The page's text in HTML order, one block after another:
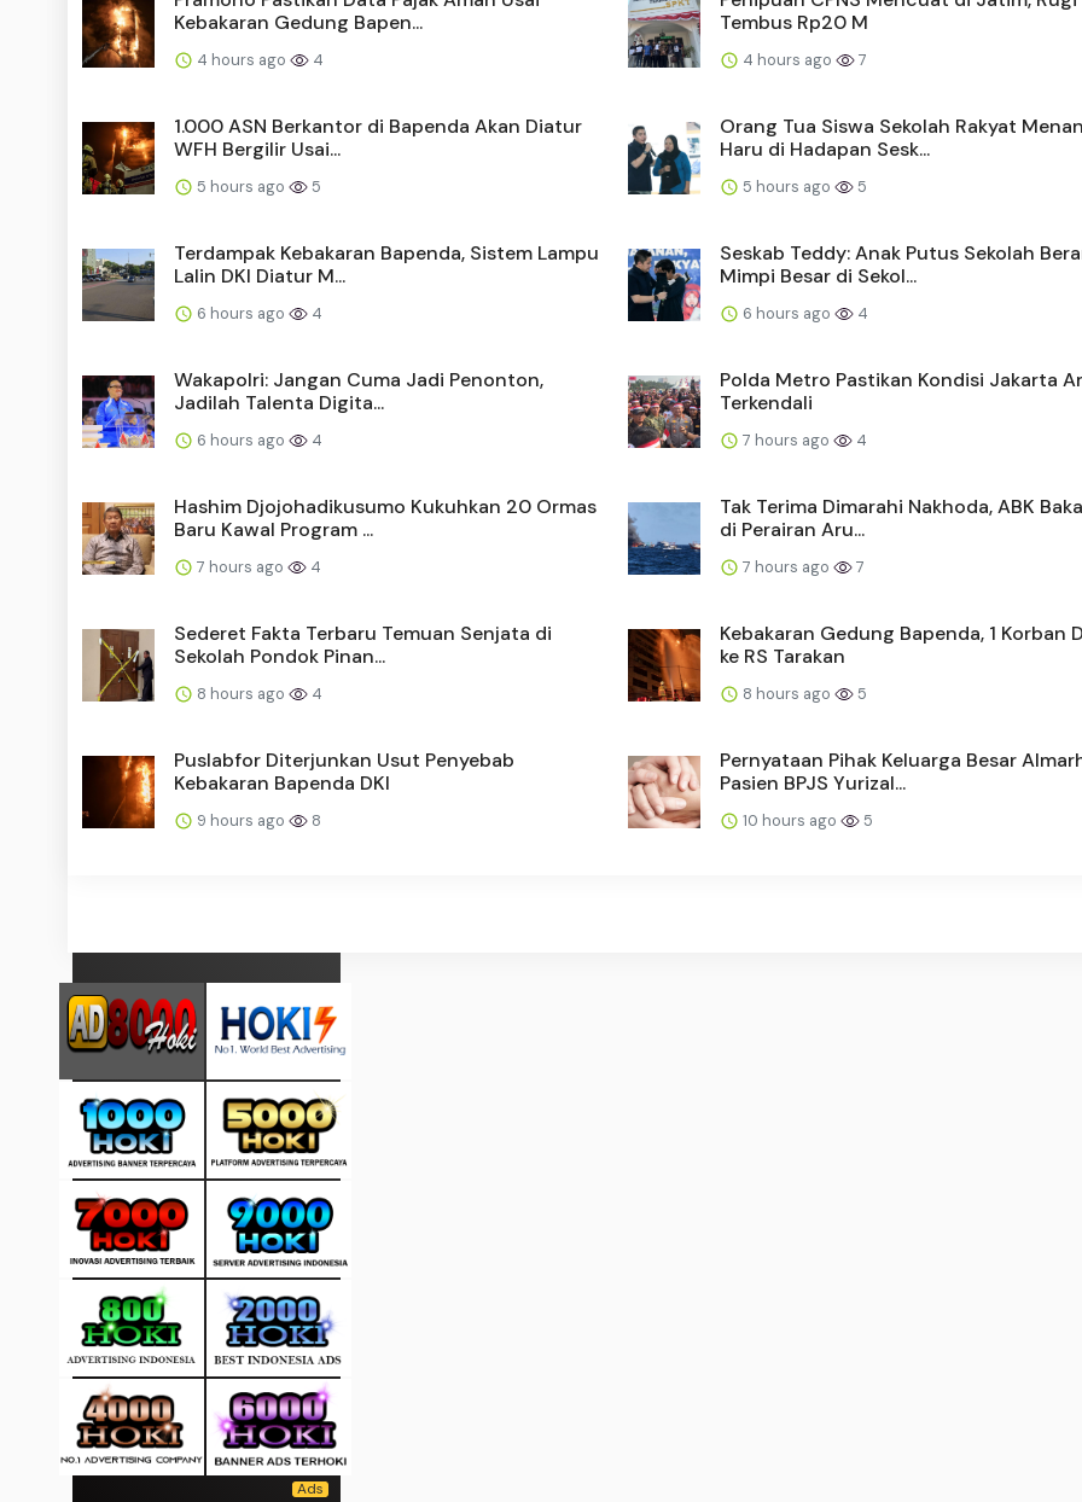
Kebakaran Gedung Bapen...
4 hours ago 4
Tembus Rp20 M
4 hours ago 7
1.000 ASN Berkantor di Bapenda Akan Diatur
WFH Bergilir Usai...
5 hours ago 5
Orang Tua Siswa Sekolah Rakyat
Haru di Hadapan Sesk...
5 hours ago 5
Terdampak Kebakaran Bapenda, Sistem Lampu
Lalin DKI Diatur M...
6 hours ago 4
Seskab Teddy: Anak Putus Sekolah
Mimpi Besar di Sekol...
6 hours ago 4
Wakapolri: Jangan Cuma Jadi Penonton,
Jadilah Talenta Digita...
6 hours ago 4
Polda Metro Pastikan Kondisi Jakarta
Terkendali
7 hours ago 4
Hashim Djojohadikusumo Kukuhkan 20 Ormas
Baru Kawal Program ...
7 hours ago 4
Tak Terima Dimarahi Nakhoda, ABK
di Perairan Aru...
7 hours ago 7
Sederet Fakta Terbaru Temuan Senjata di
Sekolah Pondok Pinan...
8 hours ago 4
Kebakaran Gedung Bapenda, 1 Korban
ke RS Tarakan
8 hours ago 5
Puslabfor Diterjunkan Usut Penyebab
Kebakaran Bapenda DKI
9 hours ago 8
Pernyataan Pihak Keluarga Besar
Pasien BPJS Yurizal...
10 hours ago 5